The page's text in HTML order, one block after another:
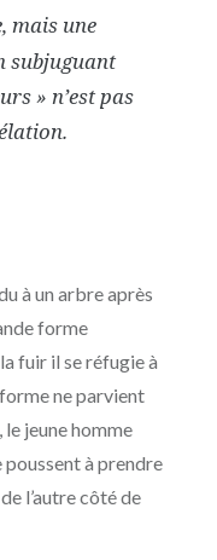
mais une
subjuguant
» n’est pas
à un arbre après
forme
fuir il se réfugie à
forme ne parvient
jeune homme
à prendre
l’autre côté de